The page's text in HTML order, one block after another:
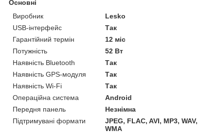
Основні
Виробник
Lesko
USB-інтерфейс
Так
Гарантійний термін
12 міс
Потужність
52 Вт
Наявність Bluetooth
Так
Наявність GPS-модуля
Так
Наявність Wi-Fi
Так
Операційна система
Android
Передня панель
Незнімна
Підтримувані формати
JPEG, FLAC, AVI, MP3, WAV,
WMA